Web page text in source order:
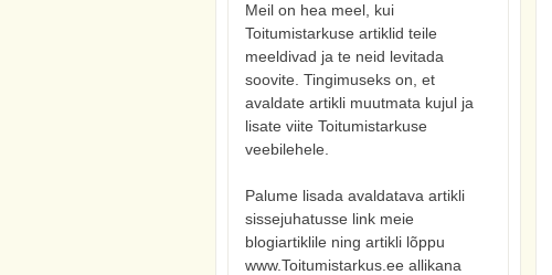
Meil on hea meel, kui
Toitumistarkuse artiklid teile
meeldivad ja te neid levitada
soovite. Tingimuseks on, et
avaldate artikli muutmata kujul ja
lisate viite Toitumistarkuse
veebilehele.
Palume lisada avaldatava artikli
sissejuhatusse link meie
blogiartiklile ning artikli lõppu
www.Toitumistarkus.ee allikana